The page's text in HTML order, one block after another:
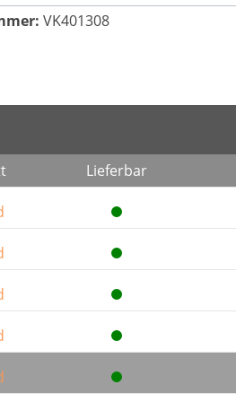
VK401308
Lieferbar